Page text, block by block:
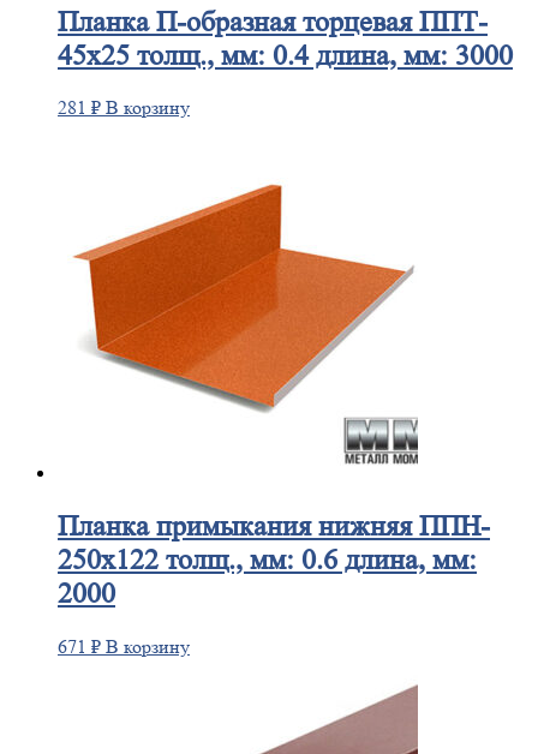
ПланкаП-образная торцевая ППТ-
45х25 толщ., мм: 0.4 длина, мм: 3000
281 ₽ В корзину
Планкапримыкания нижняя ППН-
250х122 толщ., мм: 0.6 длина, мм:
2000
671 ₽ В корзину